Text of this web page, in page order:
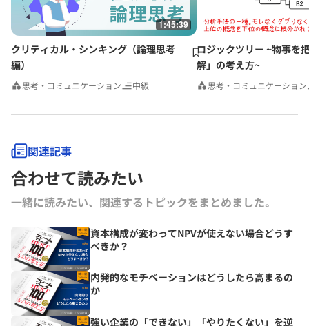
る。
1:45:39
クリティカル・シンキング（論理思考
編）
思考・コミュニケーション 中級
ロジックツリー ~物事を
解」の考え方~
思考・コミュニケーション
関連記事
合わせて読みたい
一緒に読みたい、関連するトピックをまとめました｡
資本構成が変わってNPVが使えない場合どうす
べきか？
内発的なモチベーションはどうしたら高まるの
か
強い企業の「できない」「やりたくない」を逆